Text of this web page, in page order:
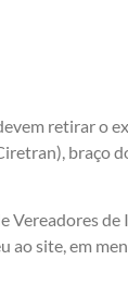
retirar o
braço
Vereadores
ao site, em